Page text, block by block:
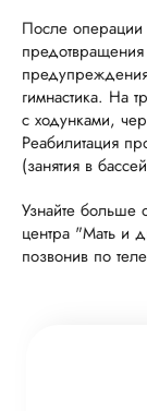
После операции
гимнастика. На
с ходунками,
Реабилитация
(занятия в
Узнайте больше
центра "Мать и
позвонив по